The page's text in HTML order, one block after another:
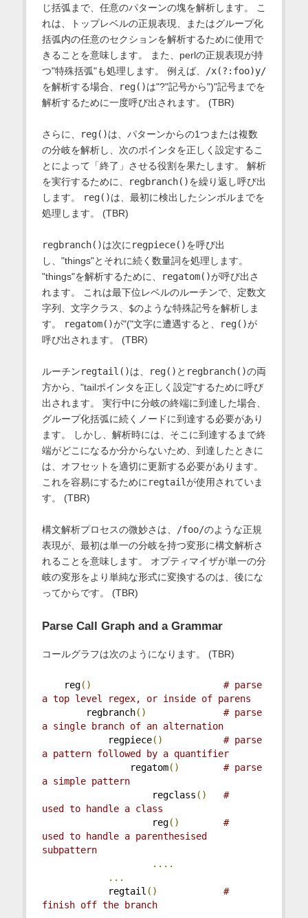
じ括弧まで、任意のパターンの塊を解析します。 こ
れは、トップレベルの正規表現、またはグループ化
括弧内の任意のセクションを解析するために使用で
きることを意味します。 また、perlの正規表現が持
つ"特殊括弧"も処理します。 例えば、 /x(?:foo)y/
を解析する場合、
reg()は"?"記号から")"記号までを
解析するために一度呼び出されます。 (TBR)
さらに、 reg()は、パターンからの1つまたは複数
の分岐を解析し、次のポインタを正しく設定するこ
とによって「終了」させる役割を果たします。 解析
を実行するために、
regbranch()を繰り返し呼び出
します。
reg()は、最初に検出したシンボルまでを
処理します。 (TBR)
regbranch()は次にregpiece()を呼び出
し、"things"とそれに続く数量詞を処理します。
"things"を解析するために、
regatom()が呼び出さ
れます。 これは最下位レベルのルーチンで、定数文
字列、文字クラス、 $のような特殊記号を解析しま
す。
regatom()が"("文字に遭遇すると、 reg()が
呼び出されます。 (TBR)
ルーチンregtail()は、 reg() と regbranch()の両
方から、"tailポインタを正しく設定"するために呼び
出されます。 実行中に分岐の終端に到達した場合、
グループ化括弧に続くノードに到達する必要があり
ます。 しかし、解析時には、そこに到達するまで終
端がどこになるか分からないため、到達したときに
は、オフセットを適切に更新する必要があります。
これを容易にするためにregtailが使用されていま
す。 (TBR)
構文解析プロセスの微妙さは、 /foo/のような正規
表現が、最初は単一の分岐を持つ変形に構文解析さ
れることを意味します。 オプティマイザが単一の分
岐の変形をより単純な形式に変換するのは、後にな
ってからです。 (TBR)
Parse Call Graph and a Grammar
コールグラフは次のようになります。 (TBR)
reg()
# parse
a top level regex, or inside of parens
regbranch()
# parse
a single branch of an alternation
regpiece()
# parse
a pattern followed by a quantifier
regatom()
# parse
a simple pattern
regclass ()
#
used to handle a class
reg()
#
used to handle a parenthesised
subpattern
....
...
regtail ()
#
finish off the branch